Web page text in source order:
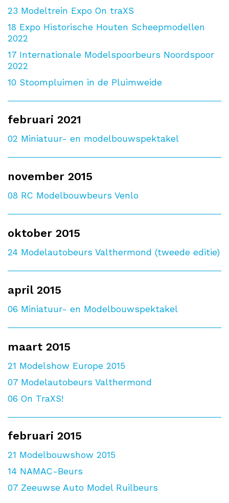
23 Modeltrein Expo On traXS
18 Expo Historische Houten Scheepmodellen
2022
17 Internationale Modelspoorbeurs Noordspoor
2022
10 Stoompluimen in de Pluimweide
februari 2021
02 Miniatuur- en modelbouwspektakel
november 2015
08 RC Modelbouwbeurs Venlo
oktober 2015
24 Modelautobeurs Valthermond (tweede editie)
april 2015
06 Miniatuur- en Modelbouwspektakel
maart 2015
21 Modelshow Europe 2015
07 Modelautobeurs Valthermond
06 On TraXS!
februari 2015
21 Modelbouwshow 2015
14 NAMAC-Beurs
07 Zeeuwse Auto Model Ruilbeurs